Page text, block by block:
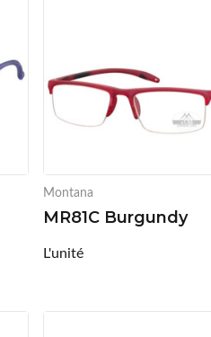
Montana
MR81C Burgundy
L'unité